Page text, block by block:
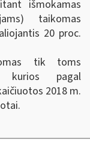
išmokamas
taikomas
20 proc.
tik toms
kurios pagal
2018 m.